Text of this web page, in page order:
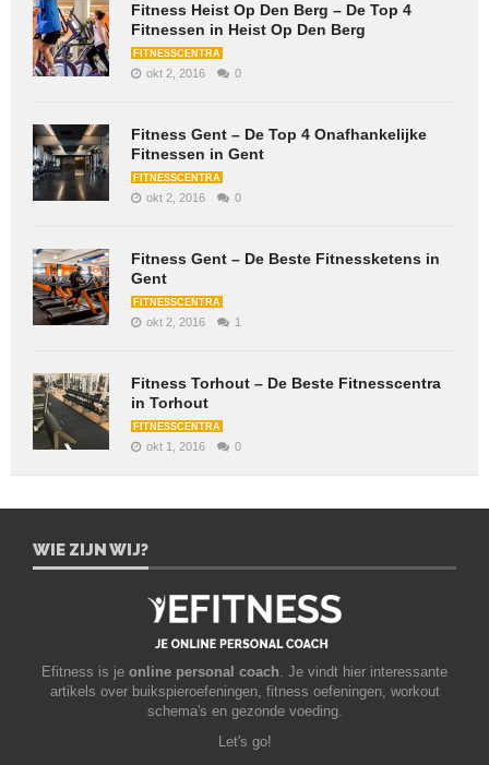
Fitness Heist Op Den Berg – De Top 4
Fitnessen in Heist Op Den Berg
FITNESSCENTRA
okt 2, 2016 0
Fitness Gent – De Top 4 Onafhankelijke
Fitnessen in Gent
FITNESSCENTRA
okt 2, 2016 0
Fitness Gent – De Beste Fitnessketens in
Gent
FITNESSCENTRA
okt 2, 2016 1
Fitness Torhout – De Beste Fitnesscentra
in Torhout
FITNESSCENTRA
okt 1, 2016 0
WIE ZIJN WIJ?
Efitness is je online personal coach. Je vindt hier interessante
artikels over buikspieroefeningen, fitness oefeningen, workout
schema's en gezonde voeding.
Let's go!